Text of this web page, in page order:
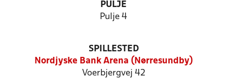
PULJE
Pulje 4
SPILLESTED
Nordjyske Bank Arena (Nørresundby)
Voerbjergvej 42